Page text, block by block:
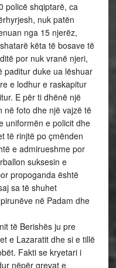
policë shqiptarë, ca
nuk patën
nga 15 njerëz,
këta të bosave të
por nuk vranë njeri,
paditur duke ua lëshuar
e lodhur e raskapitur
E për ti dhënë një
në foto dhe një vajzë të
uniformën e policit dhe
të rinjtë po çmënden
e admirueshme por
suksesin e
propoganda është
sa të shuhet
në Padam dhe
të Berishës ju pre
e Lazaratit dhe si e tillë
Fakti se kryetari i
nëpër grevat e